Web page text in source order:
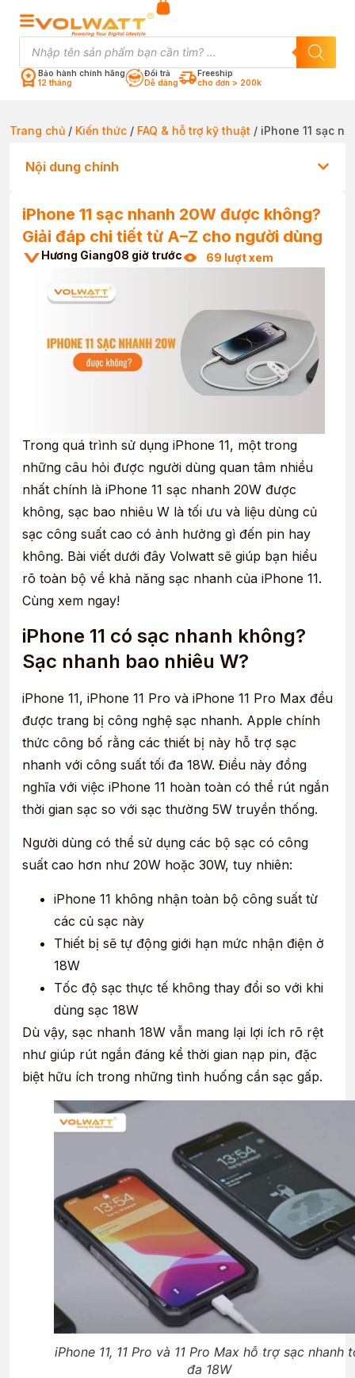
Bảo hành chính hãng
12 tháng
Đổi trả
Dễ dàng
Freeship
cho đơn > 200k
Trang chủ / Kiến thức / FAQ & hỗ trợ kỹ thuật / iPhone 11 sạc
Nội dung chính
iPhone 11 sạc nhanh 20W được không?
Giải đáp chi tiết từ A–Z cho người dùng
Hương Giang08 giờ trước 69 lượt xem
Trong quá trình sử dụng iPhone 11, một trong
những câu hỏi được người dùng quan tâm nhiều
nhất chính là iPhone 11 sạc nhanh 20W được
không, sạc bao nhiêu W là tối ưu và liệu dùng củ
sạc công suất cao có ảnh hưởng gì đến pin hay
không. Bài viết dưới đây Volwatt sẽ giúp bạn hiểu
rõ toàn bộ về khả năng sạc nhanh của iPhone 11.
Cùng xem ngay!
iPhone 11 có sạc nhanh không?
Sạc nhanh bao nhiêu W?
iPhone 11, iPhone 11 Pro và iPhone 11 Pro Max đều
được trang bị công nghệ sạc nhanh. Apple chính
thức công bố rằng các thiết bị này hỗ trợ sạc
nhanh với công suất tối đa 18W. Điều này đồng
nghĩa với việc iPhone 11 hoàn toàn có thể rút ngắn
thời gian sạc so với sạc thường 5W truyền thống.
Người dùng có thể sử dụng các bộ sạc có công
suất cao hơn như 20W hoặc 30W, tuy nhiên:
iPhone 11 không nhận toàn bộ công suất từ
các củ sạc này
Thiết bị sẽ tự động giới hạn mức nhận điện ở
18W
Tốc độ sạc thực tế không thay đổi so với khi
dùng sạc 18W
Dù vậy, sạc nhanh 18W vẫn mang lại lợi ích rõ rệt
như giúp rút ngắn đáng kể thời gian nạp pin, đặc
biệt hữu ích trong những tình huống cần sạc gấp.
iPhone 11, 11 Pro và 11 Pro Max hỗ trợ sạc nhanh
đa 18W